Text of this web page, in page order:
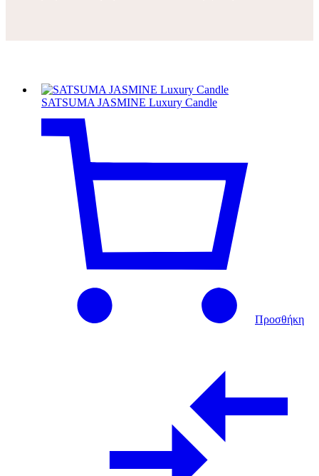
SATSUMA JASMINE Luxury Candle
Προσθήκη